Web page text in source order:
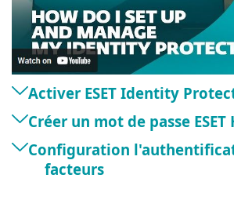
Activer ESET Identity
Créer un mot de passe ESET
Configuration
facteurs